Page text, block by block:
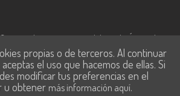
con recursos del Fondo Único de
y las Comunicaciones de MinTic.
propias o de terceros. Al continuar
el uso que hacemos de ellas. Si
modificar tus preferencias en el
u obtener más información aquí.